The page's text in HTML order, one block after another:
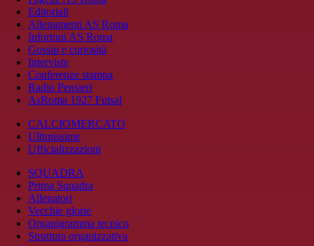
Editoriali
Allenamenti AS Roma
Infortuni AS Roma
Gossip e curiosità
Interviste
Conferenze stampa
Radio Pensieri
AsRoma 1927 Futsal
CALCIOMERCATO
Ultimissime
Ufficializzazioni
SQUADRA
Prima Squadra
Allenatori
Vecchie glorie
Organigramma tecnico
Struttura organizzativa